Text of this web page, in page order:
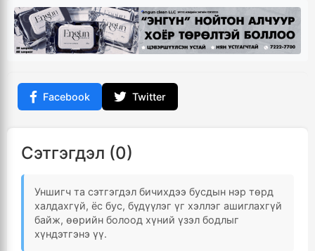
Facebook Twitter
Сэтгэгдэл (0)
Уншигч та сэтгэгдэл бичихдээ бусдын нэр төрд
халдахгүй, ёс бус, бүдүүлэг үг хэллэг ашиглахгүй
байж, өөрийн болоод хүний үзэл бодлыг
хүндэтгэнэ үү.